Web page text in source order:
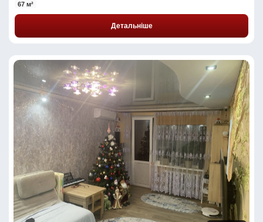
67 м²
Детальніше